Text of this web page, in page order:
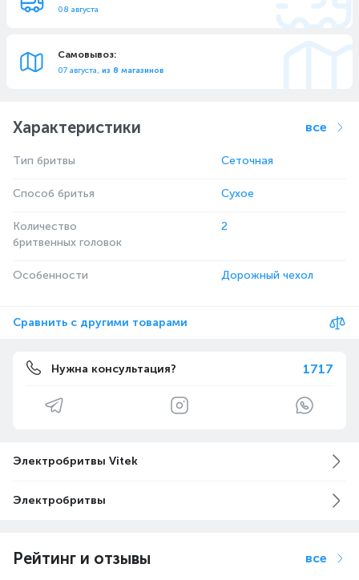
08 августа
Самовывоз:
07 августа, из 8 магазинов
Характеристики все
Тип бритвы Сеточная
Способ бритья Сухое
Количество
бритвенных головок
2
Особенности Дорожный чехол
Сравнить с другими товарами
Нужна консультация? 1717
Электробритвы Vitek
Электробритвы
Рейтинг и отзывы все